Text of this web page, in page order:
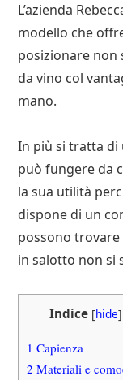
L’azienda
modello che
posizionare non
da vino col
mano.
In più si tratta
può fungere da
la sua utilità
dispone di un
possono
in salotto non si
Indice [hide]
1 Capienza
2 Materiali e